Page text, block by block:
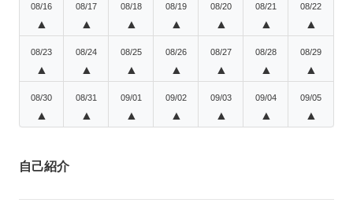
08/16
▲
08/17
▲
08/18
▲
08/19
▲
08/20
▲
08/21
▲
08/22
▲
08/23
▲
08/24
▲
08/25
▲
08/26
▲
08/27
▲
08/28
▲
08/29
▲
08/30
▲
08/31
▲
09/01
▲
09/02
▲
09/03
▲
09/04
▲
09/05
▲
自己紹介